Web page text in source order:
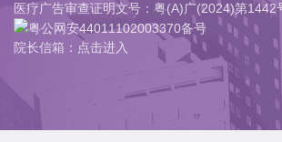
医疗广告审查证明文号：粤(A)广(2024)第1442
粤公网安44011102003370备号
院长信箱：点击进入